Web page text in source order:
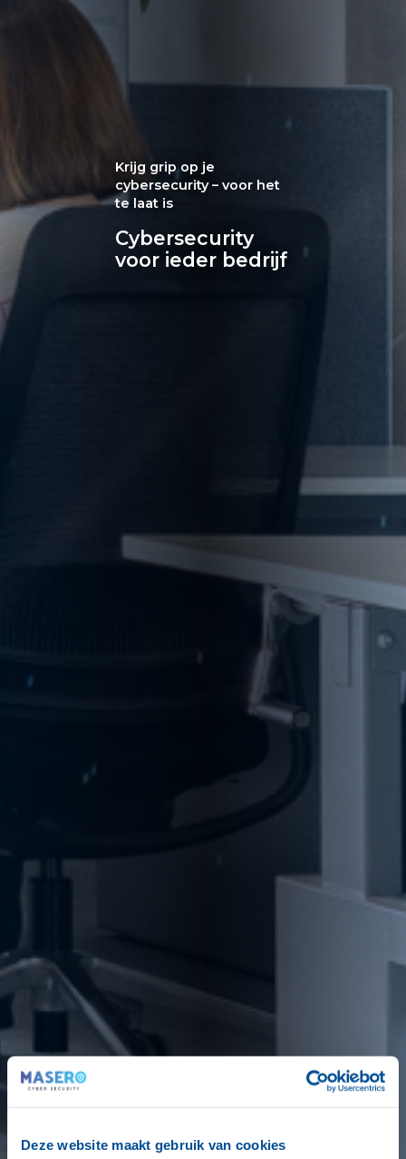
Deze website maakt gebruik van cookies
Krijg grip op je
cybersecurity – voor het
te laat is
Cybersecurity
voor ieder bedrijf